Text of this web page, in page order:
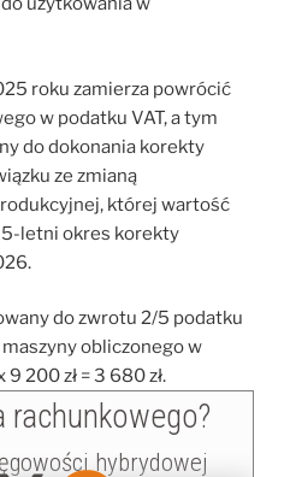
roku zamierza powrócić
w podatku VAT, a tym
do dokonania korekty
ze zmianą
której wartość
letni okres korekty
do zwrotu 2/5 podatku
obliczonego w
200 zł = 3 680 zł.